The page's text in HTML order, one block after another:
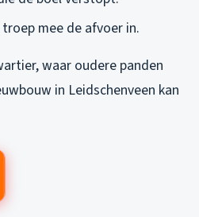
mee de afvoer in.
waar oudere panden
in Leidschenveen kan